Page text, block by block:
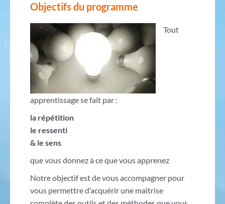
Objectifs du programme
Tout
apprentissage se fait par :
la répétition
le ressenti
& le sens
que vous donnez à ce que vous apprenez
Notre objectif est de vous accompagner pour
vous permettre d’acquérir une maîtrise